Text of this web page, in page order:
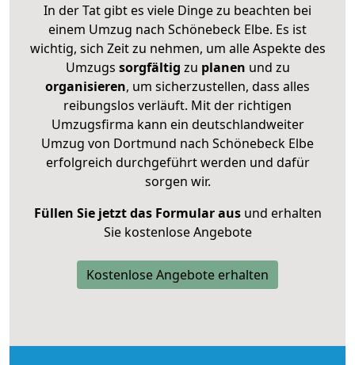
In der Tat gibt es viele Dinge zu beachten bei
einem Umzug nach Schönebeck Elbe. Es ist
wichtig, sich Zeit zu nehmen, um alle Aspekte des
Umzugs sorgfältig zu planen und zu
organisieren, um sicherzustellen, dass alles
reibungslos verläuft. Mit der richtigen
Umzugsfirma kann ein deutschlandweiter
Umzug von Dortmund nach Schönebeck Elbe
erfolgreich durchgeführt werden und dafür
sorgen wir.
Füllen Sie jetzt das Formular ausund erhalten
Sie kostenlose Angebote
Kostenlose Angebote erhalten